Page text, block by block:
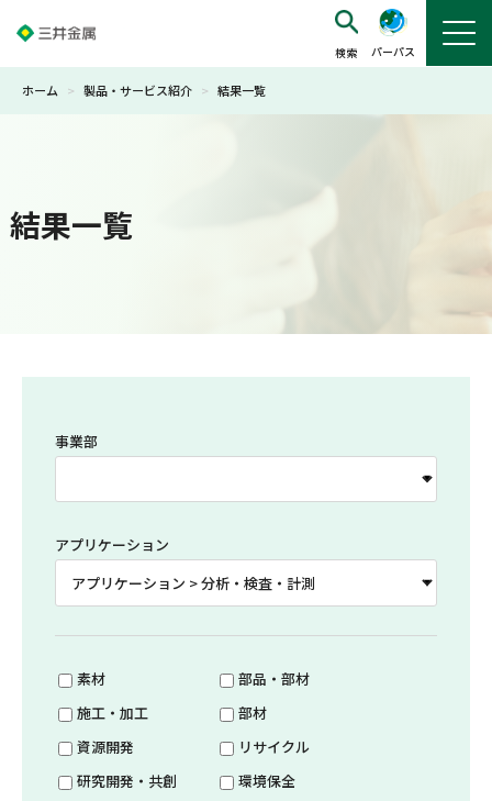
パーパス
結果一覧
ホーム > 製品・サービス紹介 > 結果一覧
事業部
アプリケーション
素材
部品・部材
施工・加工
部材
資源開発
リサイクル
研究開発・共創
環境保全